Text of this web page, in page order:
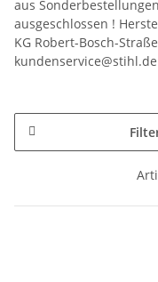
aus
ausgeschlossen !
KG Robert-Bosch-
kundenservice@stihl.de